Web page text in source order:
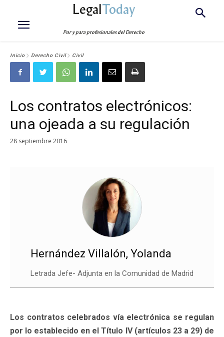
LegalToday
Por y para profesionales del Derecho
Inicio Derecho Civil Civil
Los contratos electrónicos:
una ojeada a su regulación
28 septiembre 2016
Hernández Villalón, Yolanda
Letrada Jefe- Adjunta en la Comunidad de Madrid
Los contratos celebrados vía electrónica se regulan
por lo establecido en el Título IV (artículos 23 a 29) de